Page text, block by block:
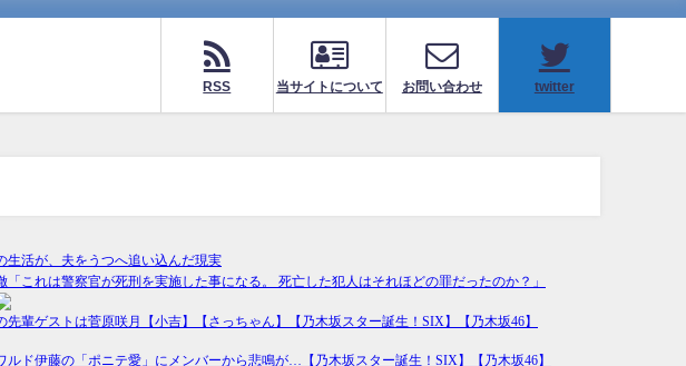
RSS 当サイトについて お問い合わせ twitter